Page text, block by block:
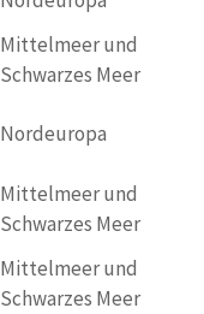
Mittelmeer und
Schwarzes Meer
Nordeuropa
Mittelmeer und
Schwarzes Meer
Mittelmeer und
Schwarzes Meer